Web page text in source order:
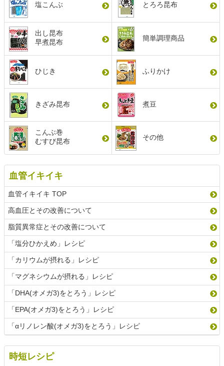
塩こんぶ とろろ昆布
出し昆布
早煮昆布
簡単調理商品
ひじき ふりかけ
きざみ昆布 煮豆
こんぶ巻
むすび昆布
その他
血管イキイキ
血管イキイキ TOP
高血圧とその改善について
脂質異常症とその改善について
「塩分ひかえめ」レシピ
「カリウムが摂れる」レシピ
「マグネシウムが摂れる」レシピ
「DHA(オメガ3)をとろう」レシピ
「EPA(オメガ3)をとろう」レシピ
「αリノレン酸(オメガ3)をとろう」レシピ
時短レシピ